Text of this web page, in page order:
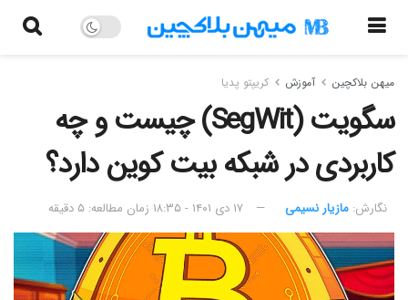
میهن بلاکچین آموزش کریپتو پدیا
سگویت (SegWit) چیست و چه
کاربردی در شبکه بیت کوین دارد؟
نگارش:‌ مازیار نسیمی ۱۷ دی ۱۴۰۱ - ۱۸:۳۵ زمان مطالعه: ۵ دقیقه